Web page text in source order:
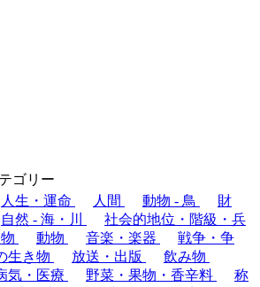
ゴリー
人生・運命 人間 動物 - 鳥
財
自然 - 海・川
社会的地位・階級・兵
動物 音楽・楽器
戦争・争
生き物 放送・出版
飲み物
気・医療 野菜・果物・香辛料
称